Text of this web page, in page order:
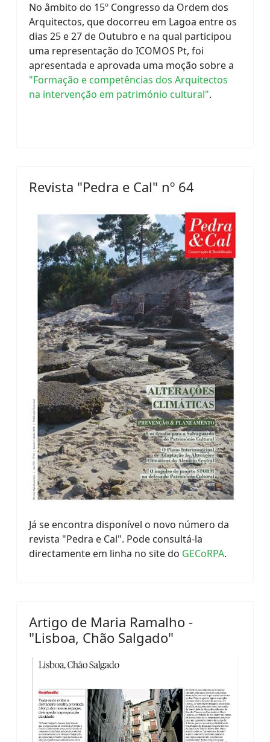
No âmbito do 15º Congresso da Ordem dos
Arquitectos, que docorreu em Lagoa entre os
dias 25 e 27 de Outubro e na qual participou
uma representação do ICOMOS Pt, foi
apresentada e aprovada uma moção sobre a
"Formação e competências dos Arquitectos
na intervenção em património cultural".
Revista "Pedra e Cal" nº 64
Já se encontra disponível o novo número da
revista "Pedra e Cal". Pode consultá-la
directamente em linha no site do GECoRPA.
Artigo de Maria Ramalho -
"Lisboa, Chão Salgado"